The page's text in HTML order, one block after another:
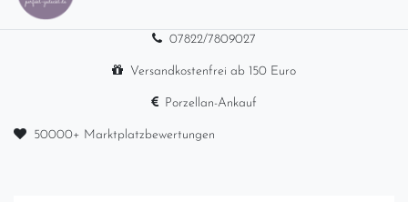
07822/7809027
Versandkostenfrei ab 150 Euro
Porzellan-Ankauf
50000+ Marktplatzbewertungen